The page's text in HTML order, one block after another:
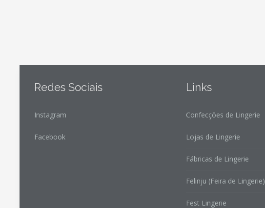
Redes Sociais
Instagram
Facebook
Links
Confecções de Lingerie
Lojas de Lingerie
Fábricas de Lingerie
Felinju (Feira de Lingerie)
Fest Lingerie